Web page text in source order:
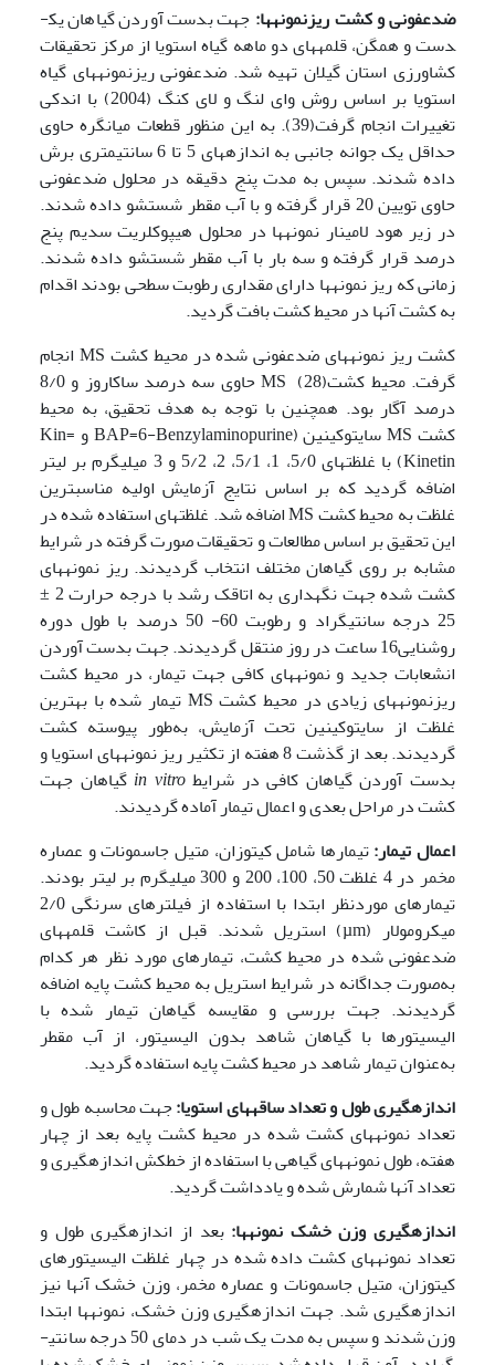
ضدعفونی و کشت ریزنمونه­ها:جهت بدست آوردن گیاهان یک­
دست و همگن، قلمه­های دو ماهه گیاه استویا از مرکز تحقیقات
کشاورزی استان گیلان تهیه شد. ضدعفونی ریزنمونه­های گیاه
استویا بر اساس روش وای لنگ و لای کنگ (2004) با اندکی
تغییرات انجام گرفت(39). به این منظور قطعات میانگره حاوی
حداقل یک جوانه جانبی به اندازه­های 5 تا 6 سانتیمتری برش
داده شدند. سپس به مدت پنج دقیقه در محلول ضدعفونی
حاوی تویین 20 قرار گرفته و با آب مقطر شستشو داده شدند.
در زیر هود لامینار نمونه­ها در محلول هیپوکلریت سدیم پنج
درصد قرار گرفته و سه بار با آب مقطر شستشو داده شدند.
زمانی که ریز نمونه­ها دارای مقداری رطوبت سطحی بودند اقدام
به کشت آن­ها در محیط کشت بافت گردید.
کشت ریز نمونه­های ضدعفونی شده در محیط کشت MS انجام
گرفت. محیط کشتMS (28) حاوی سه درصد ساکاروز و 8/0
درصد آگار بود. همچنین با توجه به هدف تحقیق، به محیط
کشت MS سایتوکینین (BAP=6-Benzylaminopurine و Kin=
Kinetin) با غلظت­های 5/0، 1، 5/1، 2، 5/2 و 3 میلی­گرم بر لیتر
اضافه گردید که بر اساس نتایج آزمایش اولیه مناسب­ترین
غلظت به محیط کشت MS اضافه شد. غلظت­های استفاده شده در
این تحقیق بر اساس مطالعات و تحقیقات صورت گرفته در شرایط
مشابه بر روی گیاهان مختلف انتخاب گردیدند. ریز نمونه­های
کشت شده جهت نگه­داری به اتاقک رشد با درجه حرارت 2 ±
25 درجه سانتی­گراد و رطوبت 60- 50 درصد با طول دوره
روشنایی16 ساعت در روز منتقل گردیدند. جهت بدست آوردن
انشعابات جدید و نمونه­های کافی جهت تیمار، در محیط کشت
ریزنمونه­های زیادی در محیط کشت MS تیمار شده با بهترین
غلظت از سایتوکینین تحت آزمایش، به‌طور پیوسته کشت
گردیدند. بعد از گذشت 8 هفته از تکثیر ریز نمونه­های استویا و
بدست آوردن گیاهان کافی در شرایطin vitro گیاهان جهت
کشت در مراحل بعدی و اعمال تیمار آماده گردیدند.
اعمال تیمار:تیمارها شامل کیتوزان، متیل جاسمونات و عصاره
مخمر در 4 غلظت 50، 100، 200 و 300 میلی­گرم بر لیتر بودند.
تیمارهای موردنظر ابتدا با استفاده از فیلترهای سرنگی 2/0
میکرومولار (µm) استریل شدند. قبل از کاشت قلمه­های
ضدعفونی شده در محیط کشت، تیمارهای مورد نظر هر کدام
به‌صورت جداگانه در شرایط استریل به محیط کشت پایه اضافه
گردیدند. جهت بررسی و مقایسه گیاهان تیمار شده با
الیسیتورها با گیاهان شاهد بدون الیسیتور، از آب مقطر
به‌عنوان تیمار شاهد در محیط کشت پایه استفاده گردید.
اندازه­گیری طول و تعداد ساقه­های استویا:جهت محاسبه طول و
تعداد نمونه­های کشت شده در محیط کشت پایه بعد از چهار
هفته، طول نمونه­های گیاهی با استفاده از خط­کش اندازه­گیری و
تعداد آن­­ها شمارش شده و یادداشت گردید.
اندازه­گیری وزن خشک نمونه­ها:بعد از اندازه­گیری طول و
تعداد نمونه­های کشت داده شده در چهار غلظت الیسیتورهای
کیتوزان، متیل جاسمونات و عصاره مخمر، وزن خشک آن­ها نیز
اندازه­گیری شد. جهت اندازه­گیری وزن خشک، نمونه­ها ابتدا
وزن شدند و سپس به مدت یک شب در دمای 50 درجه سانتی­